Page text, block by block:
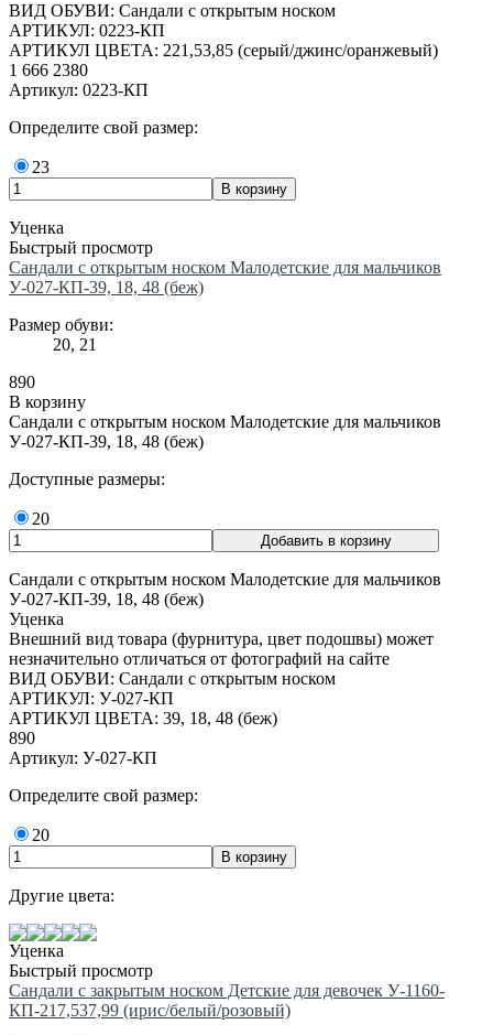
ВИД ОБУВИ: Сандали с открытым носком
АРТИКУЛ: 0223-КП
АРТИКУЛ ЦВЕТА: 221,53,85 (серый/джинс/оранжевый)
1 666 2380
Артикул: 0223-КП
Определите свой размер:
23
Уценка
Быстрый просмотр
Сандали с открытым носком Малодетские для мальчиков
У-027-КП-39, 18, 48 (беж)
Размер обуви:
20, 21
890
В корзину
Сандали с открытым носком Малодетские для мальчиков
У-027-КП-39, 18, 48 (беж)
Доступные размеры:
20
Сандали с открытым носком Малодетские для мальчиков
У-027-КП-39, 18, 48 (беж)
Уценка
Внешний вид товара (фурнитура, цвет подошвы) может
незначительно отличаться от фотографий на сайте
ВИД ОБУВИ: Сандали с открытым носком
АРТИКУЛ: У-027-КП
АРТИКУЛ ЦВЕТА: 39, 18, 48 (беж)
890
Артикул: У-027-КП
Определите свой размер:
20
Другие цвета:
Уценка
Быстрый просмотр
Сандали с закрытым носком Детские для девочек У-1160-
КП-217,537,99 (ирис/белый/розовый)